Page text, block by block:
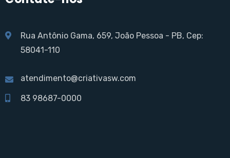
Rua Antônio Gama, 659, João Pessoa - PB, Cep:
58041-110
atendimento@criativasw.com
83 98687-0000